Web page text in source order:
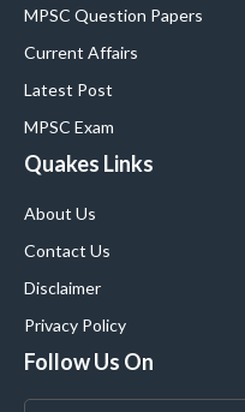
MPSC Question Papers
Current Affairs
Latest Post
MPSC Exam
Quakes Links
About Us
Contact Us
Disclaimer
Privacy Policy
Follow Us On